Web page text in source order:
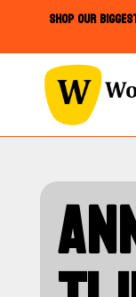
SHOP OUR